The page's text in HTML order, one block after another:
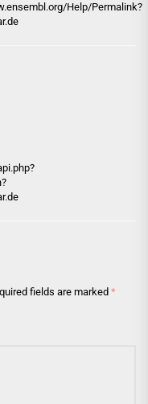
Help/Permalink?
fields are marked *